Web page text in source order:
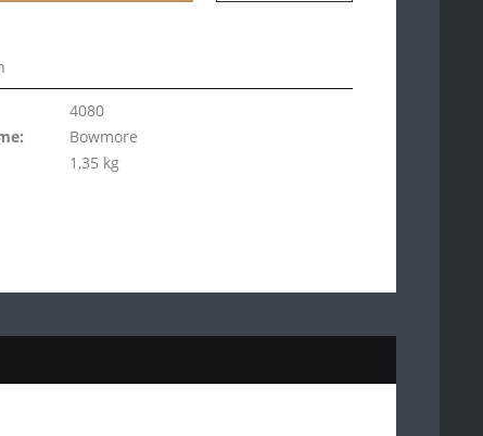
4080
Bowmore
1,35 kg